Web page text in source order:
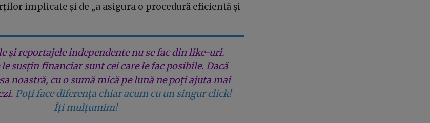
implicate și de „a asigura o procedură eficientă și
și reportajele independente nu se fac din like-uri.
susțin financiar sunt cei care le fac posibile. Dacă
noastră, cu o sumă mică pe lună ne poți ajuta mai
Poți face diferența chiar acum cu un singur click!
Îți mulțumim!